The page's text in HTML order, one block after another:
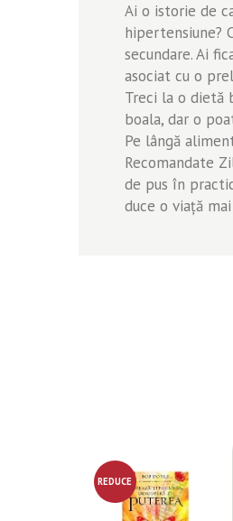
Ai o istorie de
hipertensiune?
secundare. Ai
asociat cu o
Treci la o dietă
boala, dar o
Pe lângă
Recomandate
de pus în
duce o viaţă
REDUCE